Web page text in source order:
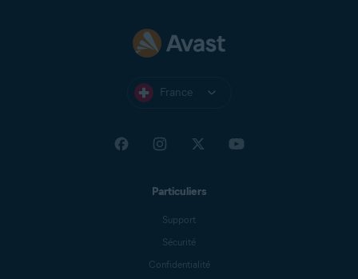
France
Particuliers
Support
Sécurité
Confidentialité